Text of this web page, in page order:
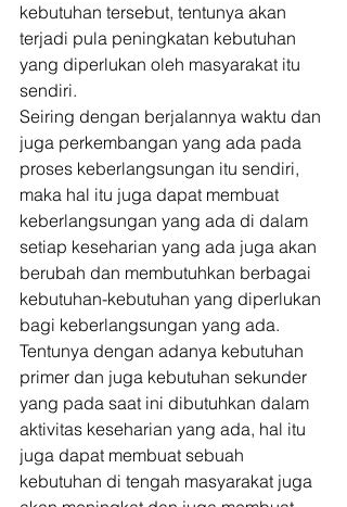
kebutuhan tersebut, tentunya akan
terjadi pula peningkatan kebutuhan
yang diperlukan oleh masyarakat itu
sendiri.
Seiring dengan berjalannya waktu dan
juga perkembangan yang ada pada
proses keberlangsungan itu sendiri,
maka hal itu juga dapat membuat
keberlangsungan yang ada di dalam
setiap keseharian yang ada juga akan
berubah dan membutuhkan berbagai
kebutuhan-kebutuhan yang diperlukan
bagi keberlangsungan yang ada.
Tentunya dengan adanya kebutuhan
primer dan juga kebutuhan sekunder
yang pada saat ini dibutuhkan dalam
aktivitas keseharian yang ada, hal itu
juga dapat membuat sebuah
kebutuhan di tengah masyarakat juga